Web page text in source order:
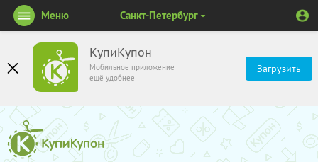
КупиКупон
Мобильное приложение
ещё удобнее
Загрузить
Меню Санкт-Петербург